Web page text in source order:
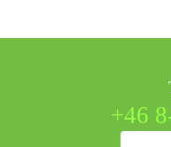
+46